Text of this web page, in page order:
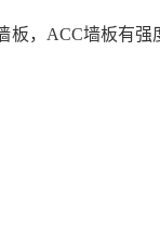
板，ACC墙板有